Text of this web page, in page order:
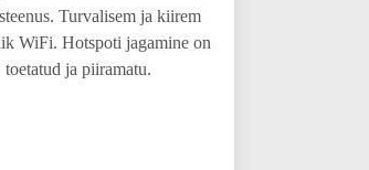
Turvalisem ja kiirem
WiFi. Hotspoti jagamine on
toetatud ja piiramatu.